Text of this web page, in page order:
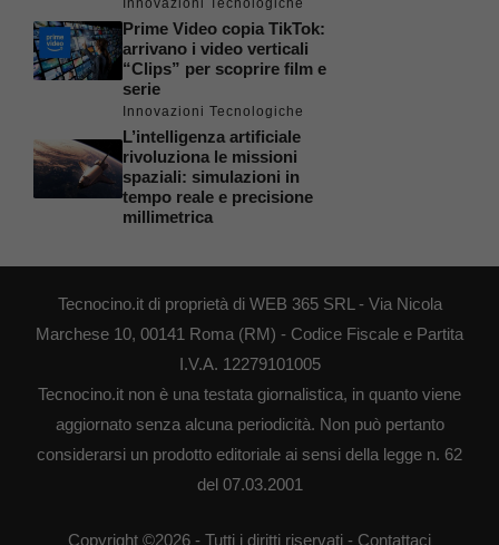
Innovazioni Tecnologiche
Prime Video copia TikTok:
arrivano i video verticali
“Clips” per scoprire film e
serie
Innovazioni Tecnologiche
L’intelligenza artificiale
rivoluziona le missioni
spaziali: simulazioni in
tempo reale e precisione
millimetrica
Tecnocino.it di proprietà di WEB 365 SRL - Via Nicola
Marchese 10, 00141 Roma (RM) - Codice Fiscale e Partita
I.V.A. 12279101005
Tecnocino.it non è una testata giornalistica, in quanto viene
aggiornato senza alcuna periodicità. Non può pertanto
considerarsi un prodotto editoriale ai sensi della legge n. 62
del 07.03.2001
Copyright ©2026 - Tutti i diritti riservati - Contattaci